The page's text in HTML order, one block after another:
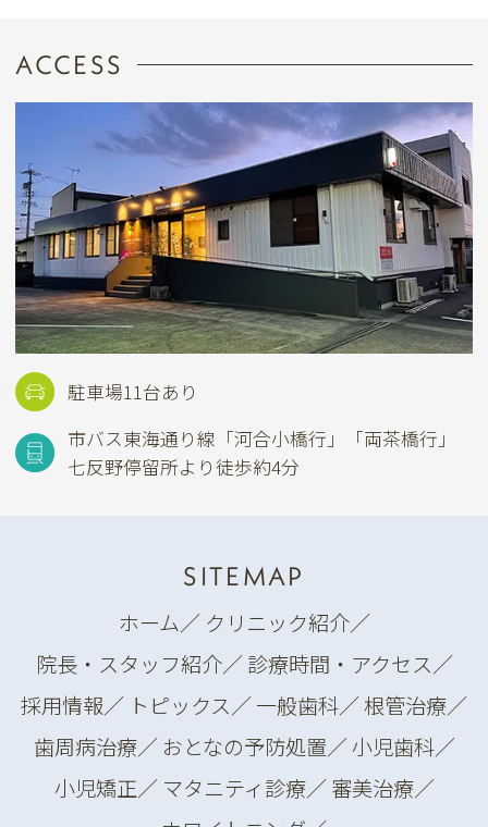
ACCESS
駐車場11台あり
市バス東海通り線 「河合小橋行」「両茶橋行」
七反野停留所より徒歩約4分
SITEMAP
ホーム／ クリニック紹介／
院長・スタッフ紹介／診療時間・アクセス／
採用情報／ トピックス／一般歯科／根管治療／
歯周病治療／ おとなの予防処置／小児歯科／
小児矯正／ マタニティ診療／審美治療／